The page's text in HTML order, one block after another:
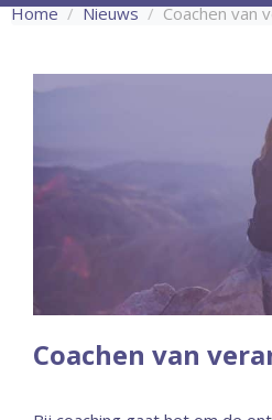
Home Nieuws Coachen van
Coachen van